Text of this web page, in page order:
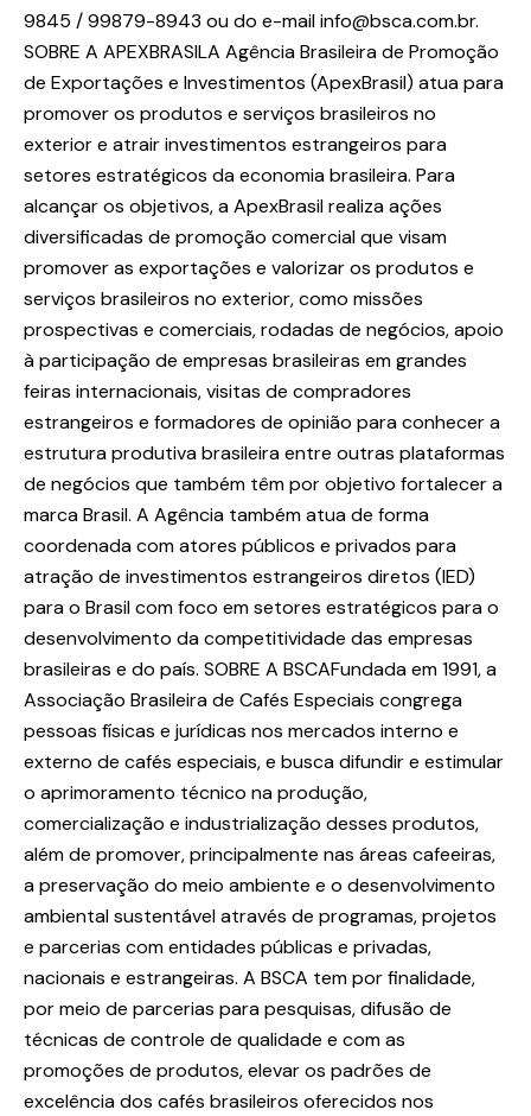
9845 / 99879-8943 ou do e-mail info@bsca.com.br.
SOBRE A APEXBRASILA Agência Brasileira de Promoção
de Exportações e Investimentos (ApexBrasil) atua para
promover os produtos e serviços brasileiros no
exterior e atrair investimentos estrangeiros para
setores estratégicos da economia brasileira. Para
alcançar os objetivos, a ApexBrasil realiza ações
diversificadas de promoção comercial que visam
promover as exportações e valorizar os produtos e
serviços brasileiros no exterior, como missões
prospectivas e comerciais, rodadas de negócios, apoio
à participação de empresas brasileiras em grandes
feiras internacionais, visitas de compradores
estrangeiros e formadores de opinião para conhecer a
estrutura produtiva brasileira entre outras plataformas
de negócios que também têm por objetivo fortalecer a
marca Brasil. A Agência também atua de forma
coordenada com atores públicos e privados para
atração de investimentos estrangeiros diretos (IED)
para o Brasil com foco em setores estratégicos para o
desenvolvimento da competitividade das empresas
brasileiras e do país. SOBRE A BSCAFundada em 1991, a
Associação Brasileira de Cafés Especiais congrega
pessoas físicas e jurídicas nos mercados interno e
externo de cafés especiais, e busca difundir e estimular
o aprimoramento técnico na produção,
comercialização e industrialização desses produtos,
além de promover, principalmente nas áreas cafeeiras,
a preservação do meio ambiente e o desenvolvimento
ambiental sustentável através de programas, projetos
e parcerias com entidades públicas e privadas,
nacionais e estrangeiras. A BSCA tem por finalidade,
por meio de parcerias para pesquisas, difusão de
técnicas de controle de qualidade e com as
promoções de produtos, elevar os padrões de
excelência dos cafés brasileiros oferecidos nos